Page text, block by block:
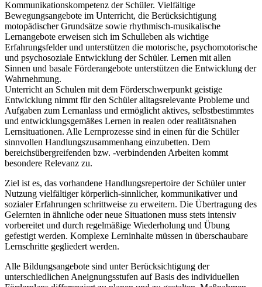
Kommunikationskompetenz der Schüler. Vielfältige
Bewegungsangebote im Unterricht, die Berücksichtigung
motopädischer Grundsätze sowie rhythmisch-musikalische
Lernangebote erweisen sich im Schulleben als wichtige
Erfahrungsfelder und unterstützen die motorische, psychomotorische
und psychosoziale Entwicklung der Schüler. Lernen mit allen
Sinnen und basale Förderangebote unterstützen die Entwicklung der
Wahrnehmung.
Unterricht an Schulen mit dem Förderschwerpunkt geistige
Entwicklung nimmt für den Schüler alltagsrelevante Probleme und
Aufgaben zum Lernanlass und ermöglicht aktives, selbstbestimmtes
und entwicklungsgemäßes Lernen in realen oder realitätsnahen
Lernsituationen. Alle Lernprozesse sind in einen für die Schüler
sinnvollen Handlungszusammenhang einzubetten. Dem
bereichsübergreifenden bzw. -verbindenden Arbeiten kommt
besondere Relevanz zu.
Ziel ist es, das vorhandene Handlungsrepertoire der Schüler unter
Nutzung vielfältiger körperlich-sinnlicher, kommunikativer und
sozialer Erfahrungen schrittweise zu erweitern. Die Übertragung des
Gelernten in ähnliche oder neue Situationen muss stets intensiv
vorbereitet und durch regelmäßige Wiederholung und Übung
gefestigt werden. Komplexe Lerninhalte müssen in überschaubare
Lernschritte gegliedert werden.
Alle Bildungsangebote sind unter Berücksichtigung der
unterschiedlichen Aneignungsstufen auf Basis des individuellen